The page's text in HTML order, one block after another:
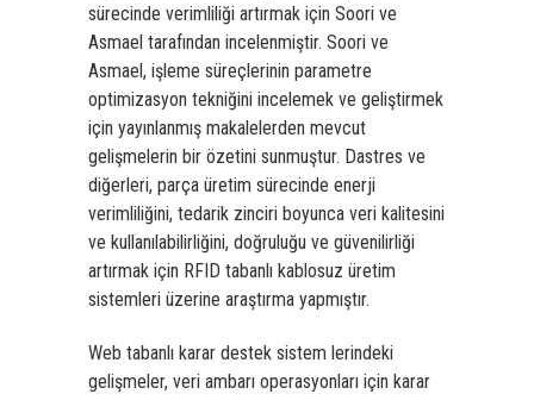
sürecinde verimliliği artırmak için Soori ve
Asmael tarafından incelenmiştir. Soori ve
Asmael, işleme süreçlerinin parametre
optimizasyon tekniğini incelemek ve geliştirmek
için yayınlanmış makalelerden mevcut
gelişmelerin bir özetini sunmuştur. Dastres ve
diğerleri, parça üretim sürecinde enerji
verimliliğini, tedarik zinciri boyunca veri kalitesini
ve kullanılabilirliğini, doğruluğu ve güvenilirliği
artırmak için RFID tabanlı kablosuz üretim
sistemleri üzerine araştırma yapmıştır.
Web tabanlı karar destek sistem lerindeki
gelişmeler, veri ambarı operasyonları için karar